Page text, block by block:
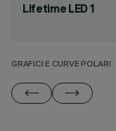
Lifetime LED 1
GRAFICI E CURVE POLARI